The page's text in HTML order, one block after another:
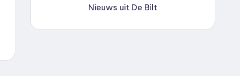
Nieuws uit De Bilt